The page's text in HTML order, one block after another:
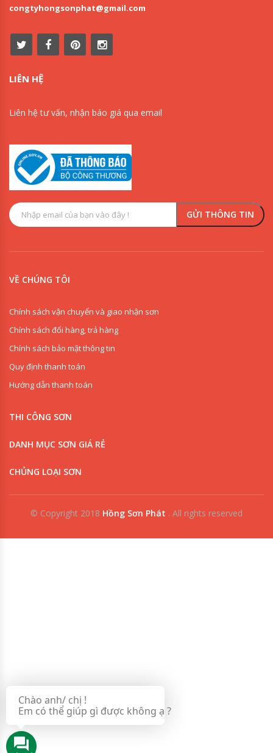
congtyhongsonphat@gmail.com
LIÊN HỆ
Liên hệ tư vấn, nhận báo giá qua email
VỀ CHÚNG TÔI
Chính sách vận chuyển và giao nhận sơn
Chính sách đổi hàng, trả hàng
Chính sách bảo mật thông tin
Quy định thanh toán
Hướng dẫn thanh toán
THI CÔNG SƠN
DANH MỤC SƠN GIÁ RẺ
CHỦNG LOẠI SƠN
© Copyright 2018 Hồng Sơn Phát . All rights reserved
Chào anh/ chị !
Em có thể giúp gì được không ạ ?